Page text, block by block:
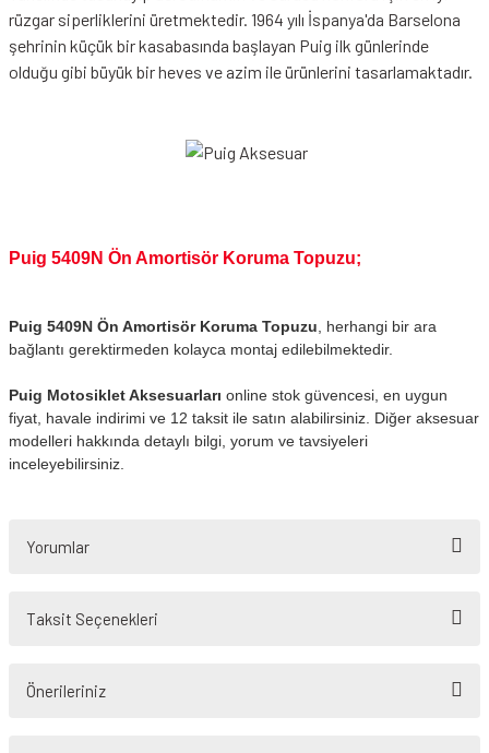
rüzgar siperliklerini üretmektedir. 1964 yılı İspanya'da Barselona
şehrinin küçük bir kasabasında başlayan Puig ilk günlerinde
olduğu gibi büyük bir heves ve azim ile ürünlerini tasarlamaktadır.
Puig 5409N Ön Amortisör Koruma Topuzu;
Puig 5409N Ön Amortisör Koruma Topuzu , herhangi bir ara
bağlantı gerektirmeden kolayca montaj edilebilmektedir.
Puig Motosiklet Aksesuarları online stok güvencesi, en uygun
fiyat, havale indirimi ve 12 taksit ile satın alabilirsiniz. Diğer aksesuar
modelleri hakkında detaylı bilgi, yorum ve tavsiyeleri
inceleyebilirsiniz.
Yorumlar
Taksit Seçenekleri
Önerileriniz